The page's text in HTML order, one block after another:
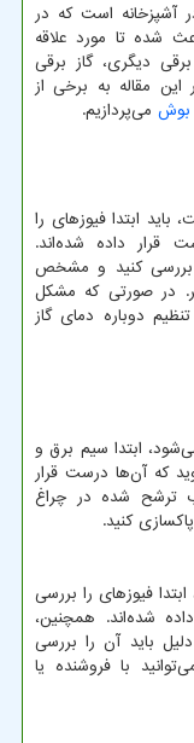
آشپزخانه است که در
شده تا مورد علاقه
برقی دیگری، گاز برقی
این مقاله به برخی از
بوش می‌پردازیم.
ابتدا فیوزهای را
قرار داده شده‌اند.
بررسی کنید و مشخص
در صورتی که مشکل
دوباره دمای گاز
ابتدا سیم برق و
که آن‌ها درست قرار
ترشح شده در چراغ
کنید.
فیوزهای را بررسی
شده‌اند. همچنین،
باید آن را بررسی
با فروشنده یا